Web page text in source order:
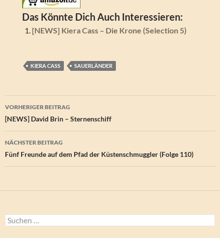
Das Könnte Dich Auch Interessieren:
[NEWS] Kiera Cass – Die Krone (Selection 5)
KIERA CASS SAUERLÄNDER
Beitragsnavigation
VORHERIGER BEITRAG
[NEWS] David Brin – Sternenschiff
NÄCHSTER BEITRAG
Fünf Freunde auf dem Pfad der Küstenschmuggler (Folge 110)
Suchen
nach: